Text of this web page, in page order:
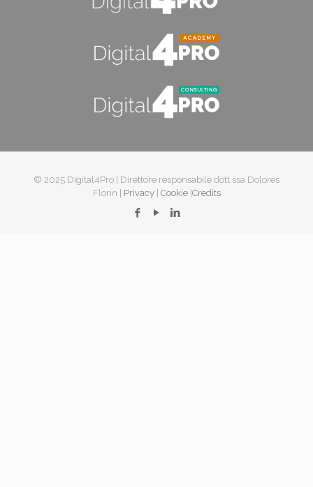
© 2025 Digital4Pro | Direttore responsabile dott.ssa Dolores
Florin | Privacy| Cookie|Credits